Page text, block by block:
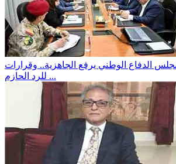
الدفاع الوطني يرفع الجاهزية.. وقرارات
للرد الحازم ...